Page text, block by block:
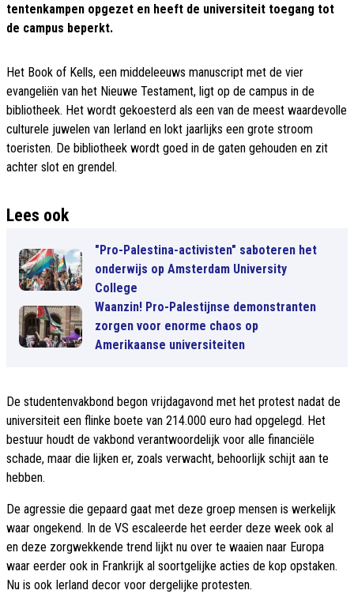
tentenkampen opgezet en heeft de universiteit toegang tot
de campus beperkt.
Het Book of Kells, een middeleeuws manuscript met de vier
evangeliën van het Nieuwe Testament, ligt op de campus in de
bibliotheek. Het wordt gekoesterd als een van de meest waardevolle
culturele juwelen van Ierland en lokt jaarlijks een grote stroom
toeristen. De bibliotheek wordt goed in de gaten gehouden en zit
achter slot en grendel.
Lees ook
"Pro-Palestina-activisten" saboteren het
onderwijs op Amsterdam University
College
Waanzin! Pro-Palestijnse demonstranten
zorgen voor enorme chaos op
Amerikaanse universiteiten
De studentenvakbond begon vrijdagavond met het protest nadat de
universiteit een flinke boete van 214.000 euro had opgelegd. Het
bestuur houdt de vakbond verantwoordelijk voor alle financiële
schade, maar die lijken er, zoals verwacht, behoorlijk schijt aan te
hebben.
De agressie die gepaard gaat met deze groep mensen is werkelijk
waar ongekend. In de VS escaleerde het eerder deze week ook al
en deze zorgwekkende trend lijkt nu over te waaien naar Europa
waar eerder ook in Frankrijk al soortgelijke acties de kop opstaken.
Nu is ook Ierland decor voor dergelijke protesten.